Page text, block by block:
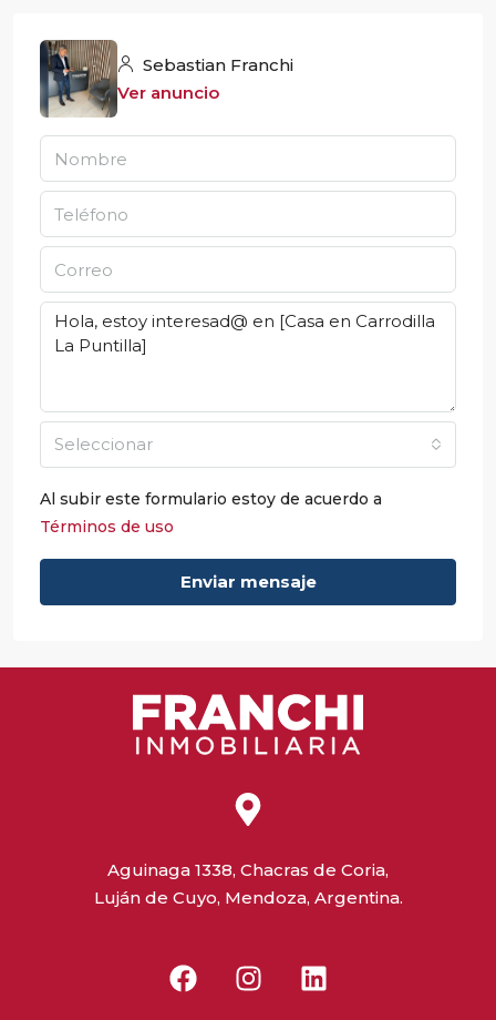
Sebastian Franchi
Ver anuncio
Seleccionar
Al subir este formulario estoy de acuerdo a
Términos de uso
Enviar mensaje
Aguinaga 1338, Chacras de Coria,
Luján de Cuyo, Mendoza, Argentina.